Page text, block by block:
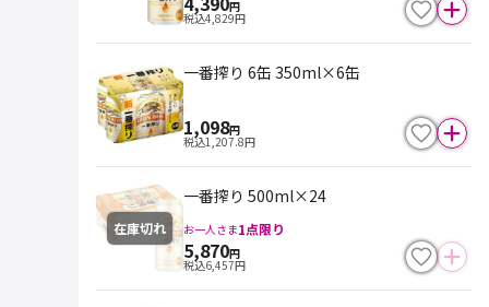
円
税込4,829円
一番搾り 6缶 350ml×6缶
1,098円
税込1,207.8円
在庫切れ
一番搾り 500ml×24
お一人さま1点限り
5,870円
税込6,457円